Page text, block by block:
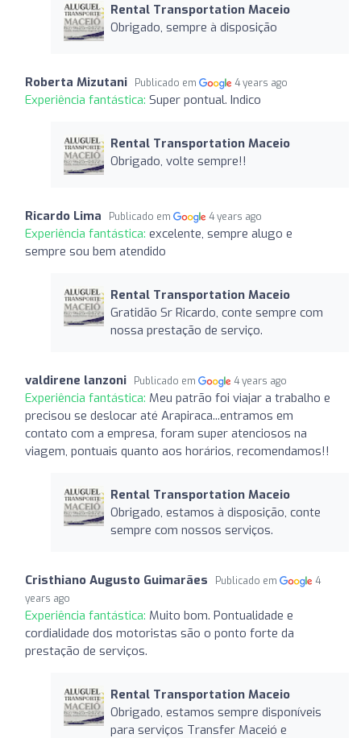
Rental Transportation Maceio
Obrigado, sempre à disposição
Roberta Mizutani Publicado em 4 years ago
Experiência fantástica: Super pontual. Indico
Rental Transportation Maceio
Obrigado, volte sempre!!
Ricardo Lima Publicado em 4 years ago
Experiência fantástica: excelente, sempre alugo e
sempre sou bem atendido
Rental Transportation Maceio
Gratidão Sr Ricardo, conte sempre com
nossa prestação de serviço.
valdirene lanzoni Publicado em 4 years ago
Experiência fantástica: Meu patrão foi viajar a trabalho e
precisou se deslocar até Arapiraca...entramos em
contato com a empresa, foram super atenciosos na
viagem, pontuais quanto aos horários, recomendamos!!
Rental Transportation Maceio
Obrigado, estamos à disposição, conte
sempre com nossos serviços.
Cristhiano Augusto Guimarães Publicado em
4
years ago
Experiência fantástica: Muito bom. Pontualidade e
cordialidade dos motoristas são o ponto forte da
prestação de serviços.
Rental Transportation Maceio
Obrigado, estamos sempre disponíveis
para serviços Transfer Maceió e